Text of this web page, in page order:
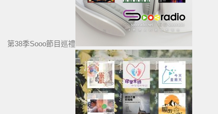
第38季Sooo節目巡禮